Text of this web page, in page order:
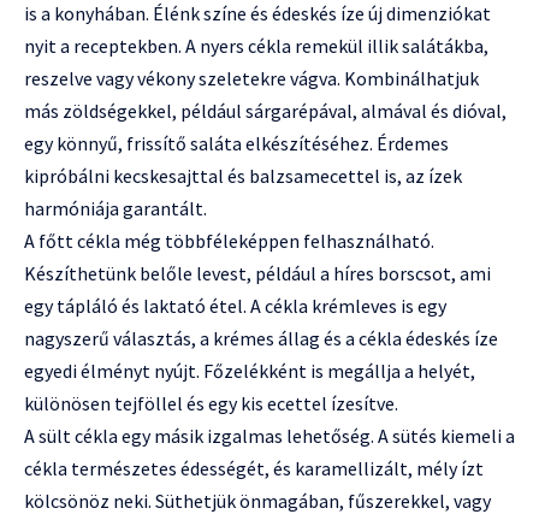
is a konyhában. Élénk színe és édeskés íze új dimenziókat
nyit a receptekben. A nyers cékla remekül illik salátákba,
reszelve vagy vékony szeletekre vágva. Kombinálhatjuk
más zöldségekkel, például sárgarépával, almával és dióval,
egy könnyű, frissítő saláta elkészítéséhez. Érdemes
kipróbálni kecskesajttal és balzsamecettel is, az ízek
harmóniája garantált.
A főtt cékla még többféleképpen felhasználható.
Készíthetünk belőle levest, például a híres borscsot, ami
egy tápláló és laktató étel. A cékla krémleves is egy
nagyszerű választás, a krémes állag és a cékla édeskés íze
egyedi élményt nyújt. Főzelékként is megállja a helyét,
különösen tejföllel és egy kis ecettel ízesítve.
A sült cékla egy másik izgalmas lehetőség. A sütés kiemeli a
cékla természetes édességét, és karamellizált, mély ízt
kölcsönöz neki. Süthetjük önmagában, fűszerekkel, vagy